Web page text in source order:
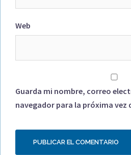
Web
Guarda mi nombre, correo
navegador para la próxima vez